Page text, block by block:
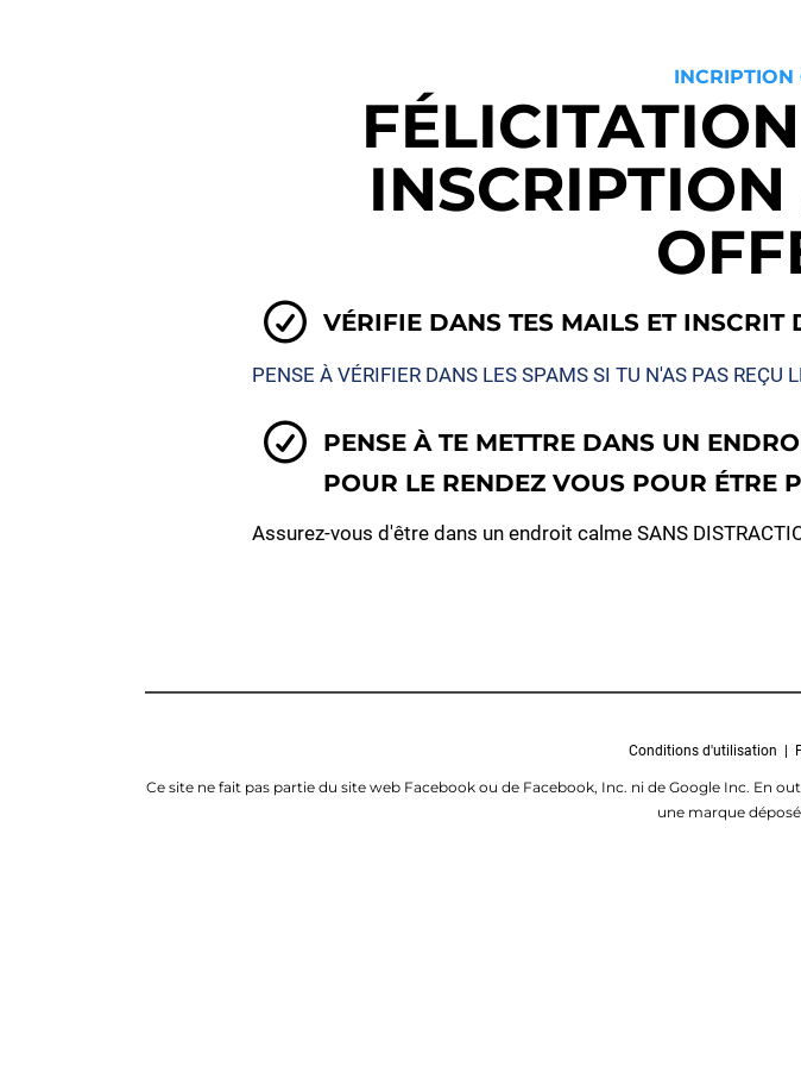
INCRIPTION
VÉRIFIE DANS TES MAILS ET
PENSE À VÉRIFIER DANS LES SPAMS SI TU N'AS PAS REÇU
PENSE À TE METTRE DANS UN
POUR LE RENDEZ VOUS POUR ÉTRE
Assurez-vous d'être dans un endroit calme SANS
Conditions d'utilisation |
Ce site ne fait pas partie du site web Facebook ou de Facebook, Inc. ni de Google Inc. En
une marque